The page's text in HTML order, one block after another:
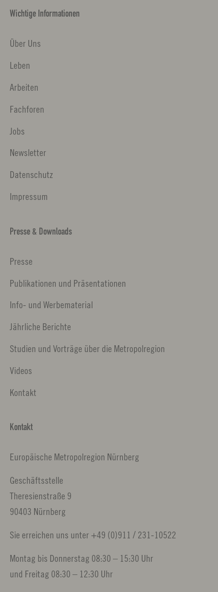
Wichtige Informationen
Über Uns
Leben
Arbeiten
Fachforen
Jobs
Newsletter
Datenschutz
Impressum
Presse & Downloads
Presse
Publikationen und Präsentationen
Info- und Werbematerial
Jährliche Berichte
Studien und Vorträge über die Metropolregion
Videos
Kontakt
Kontakt
Europäische Metropolregion Nürnberg
Geschäftsstelle
Theresienstraße 9
90403 Nürnberg
Sie erreichen uns unter +49 (0)911 / 231-10522
Montag bis Donnerstag 08:30 – 15:30 Uhr
und Freitag 08:30 – 12:30 Uhr